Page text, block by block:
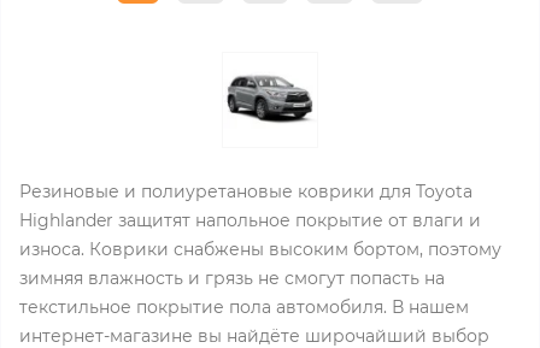
Резиновые и полиуретановые коврики для Toyota
Highlander защитят напольное покрытие от влаги и
износа. Коврики снабжены высоким бортом, поэтому
зимняя влажность и грязь не смогут попасть на
текстильное покрытие пола автомобиля. В нашем
интернет-магазине вы найдёте широчайший выбор